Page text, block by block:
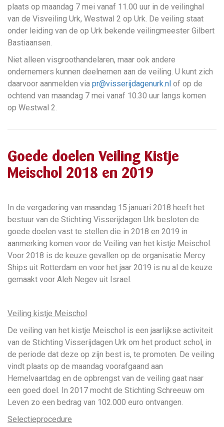
plaats op maandag 7 mei vanaf 11.00 uur in de veilinghal
van de Visveiling Urk, Westwal 2 op Urk. De veiling staat
onder leiding van de op Urk bekende veilingmeester Gilbert
Bastiaansen.
Niet alleen visgroothandelaren, maar ook andere
ondernemers kunnen deelnemen aan de veiling. U kunt zich
daarvoor aanmelden via pr@visserijdagenurk.nl of op de
ochtend van maandag 7 mei vanaf 10.30 uur langs komen
op Westwal 2.
Goede doelen Veiling Kistje
Meischol 2018 en 2019
In de vergadering van maandag 15 januari 2018 heeft het
bestuur van de Stichting Visserijdagen Urk besloten de
goede doelen vast te stellen die in 2018 en 2019 in
aanmerking komen voor de Veiling van het kistje Meischol.
Voor 2018 is de keuze gevallen op de organisatie Mercy
Ships uit Rotterdam en voor het jaar 2019 is nu al de keuze
gemaakt voor Aleh Negev uit Israel.
Veiling kistje Meischol
De veiling van het kistje Meischol is een jaarlijkse activiteit
van de Stichting Visserijdagen Urk om het product schol, in
de periode dat deze op zijn best is, te promoten. De veiling
vindt plaats op de maandag voorafgaand aan
Hemelvaartdag en de opbrengst van de veiling gaat naar
een goed doel. In 2017 mocht de Stichting Schreeuw om
Leven zo een bedrag van 102.000 euro ontvangen.
Selectieprocedure